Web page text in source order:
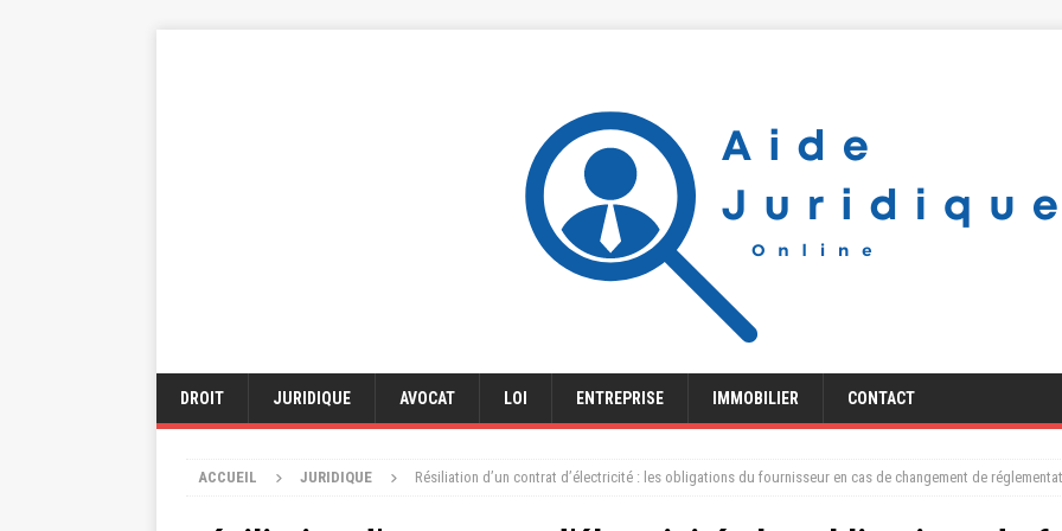
DROIT JURIDIQUE AVOCAT LOI ENTREPRISE IMMOBILIER CONTACT
ACCUEIL JURIDIQUE Résiliation d’un contrat d’électricité : les obligations du fournisseur en cas de changement de